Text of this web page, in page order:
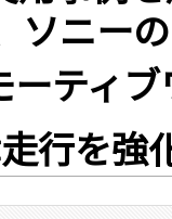
ソニ
ティ
行を